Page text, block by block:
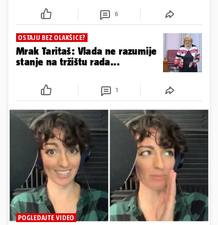
6
OSTAJU BEZ OLAKŠICE?
Mrak Taritaš: Vlada ne razumije
stanje na tržištu rada...
1
POGLEDAJTE VIDEO